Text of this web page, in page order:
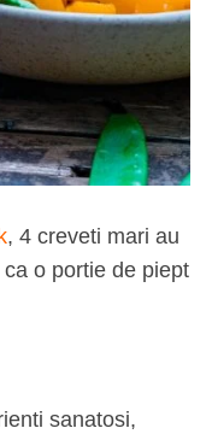
, 4 creveti mari au
o portie de piept
sanatosi,